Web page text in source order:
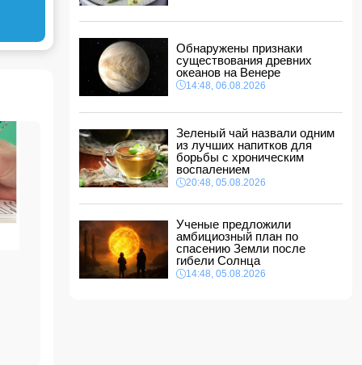
между Азербайджаном и Центральной Азией
Стала известна дата II этапа вступительного
экзамена в резидентуру
18:02, 06.08.2026
Новрузали Асланов провел встречу с
ФОТО
18:00, 06.08.2026
«Новые технологии формируют новые
профессии на рынке труда» — эксперт
16:48, 06.08.2026
Джейхун Байрамов и Андрей Сибига проводят
16:28, 06.08.2026
Обнаружены признаки
существования древних
океанов на Венере
14:48, 06.08.2026
Зеленый чай назвали одним
из лучших напитков для
борьбы с хроническим
воспалением
20:48, 05.08.2026
Ученые предложили
амбициозный план по
спасению Земли после
гибели Солнца
14:48, 05.08.2026